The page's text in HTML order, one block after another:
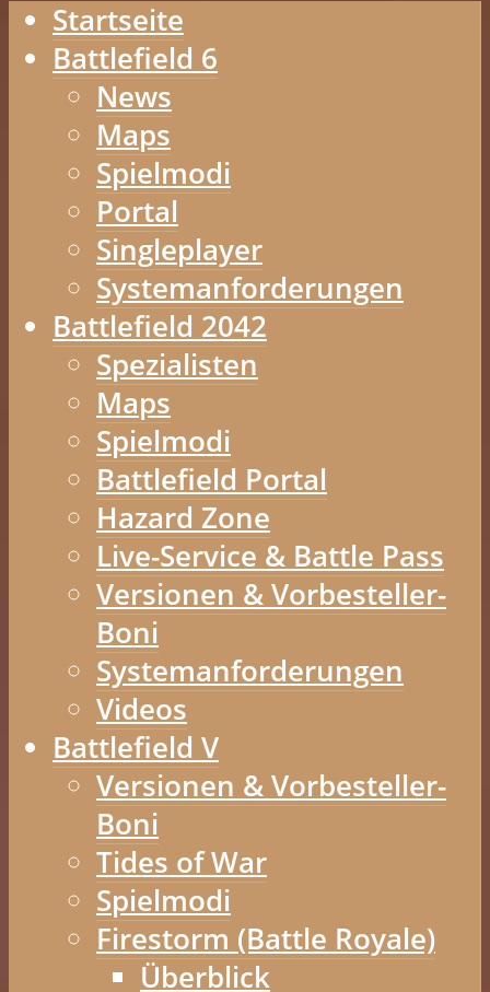
Startseite
Battlefield 6
News
Maps
Spielmodi
Portal
Singleplayer
Systemanforderungen
Battlefield 2042
Spezialisten
Maps
Spielmodi
Battlefield Portal
Hazard Zone
Live-Service & Battle Pass
Versionen & Vorbesteller-
Boni
Systemanforderungen
Videos
Battlefield V
Versionen & Vorbesteller-
Boni
Tides of War
Spielmodi
Firestorm (Battle Royale)
Überblick